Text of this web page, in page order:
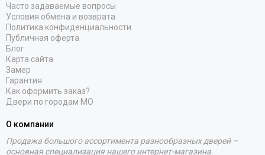
Часто задаваемые вопросы
Условия обмена и возврата
Политика конфиденциальности
Публичная оферта
Блог
Карта сайта
Замер
Гарантия
Как оформить заказ?
Двери по городам МО
О компании
Продажа большого ассортимента разнообразных дверей –
основная специализация нашего интернет-магазина.